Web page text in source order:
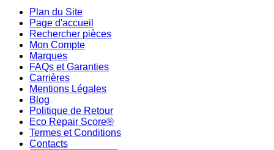
Plan du Site
Page d'accueil
Rechercher pièces
Mon Compte
Marques
FAQs et Garanties
Carrières
Mentions Légales
Blog
Politique de Retour
Eco Repair Score®
Termes et Conditions
Contacts